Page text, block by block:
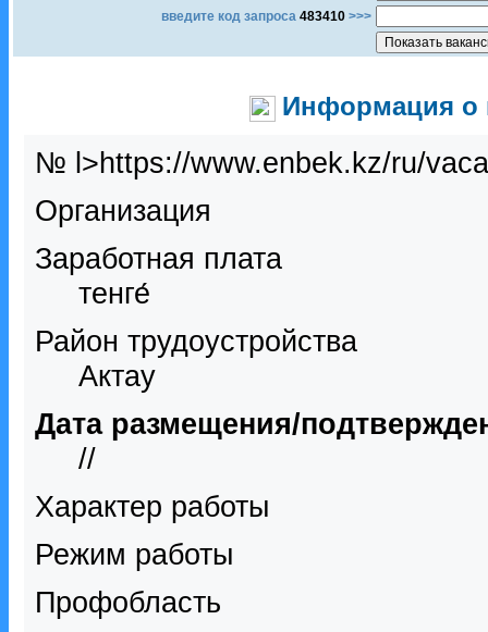
введите код запроса 483410 >>>
Информация о
№ l>https://www.enbek.kz/ru/
Организация
Заработная плата
тенге́
Район трудоустройства
Актау
Дата размещения/
//
Характер работы
Режим работы
Профобласть